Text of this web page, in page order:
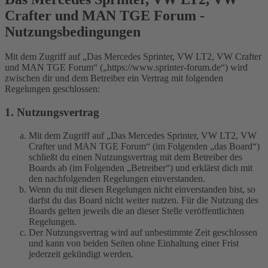
Crafter und MAN TGE Forum -
Nutzungsbedingungen
Mit dem Zugriff auf „Das Mercedes Sprinter, VW LT2, VW Crafter
und MAN TGE Forum“ („https://www.sprinter-forum.de“) wird
zwischen dir und dem Betreiber ein Vertrag mit folgenden
Regelungen geschlossen:
1. Nutzungsvertrag
Mit dem Zugriff auf „Das Mercedes Sprinter, VW LT2, VW
Crafter und MAN TGE Forum“ (im Folgenden „das Board“)
schließt du einen Nutzungsvertrag mit dem Betreiber des
Boards ab (im Folgenden „Betreiber“) und erklärst dich mit
den nachfolgenden Regelungen einverstanden.
Wenn du mit diesen Regelungen nicht einverstanden bist, so
darfst du das Board nicht weiter nutzen. Für die Nutzung des
Boards gelten jeweils die an dieser Stelle veröffentlichten
Regelungen.
Der Nutzungsvertrag wird auf unbestimmte Zeit geschlossen
und kann von beiden Seiten ohne Einhaltung einer Frist
jederzeit gekündigt werden.